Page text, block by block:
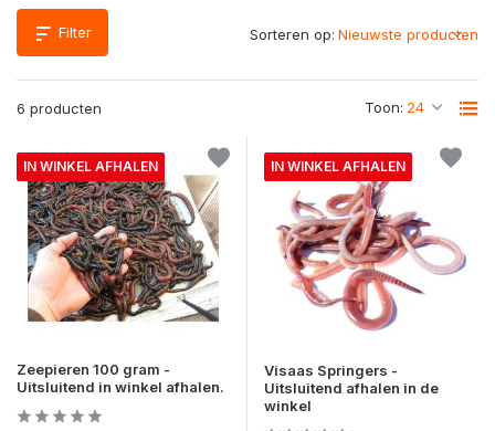
Filter
6 producten Toon:
Sorteren op:
IN WINKEL AFHALEN
Zeepieren 100 gram -
Uitsluitend in winkel afhalen.
IN WINKEL AFHALEN
Visaas Springers -
Uitsluitend afhalen in de
winkel